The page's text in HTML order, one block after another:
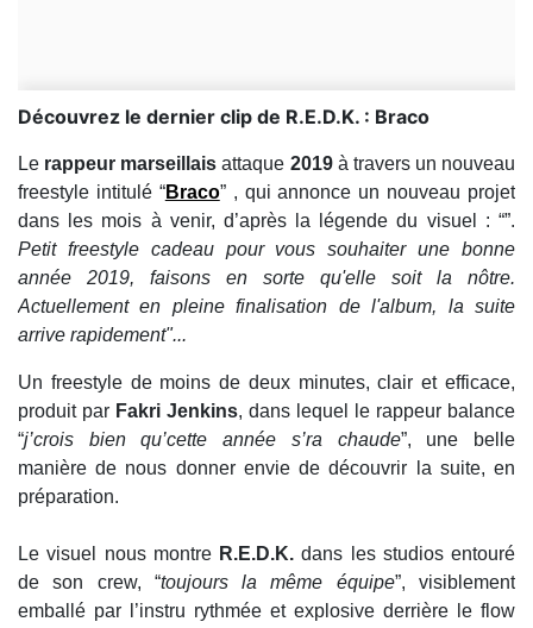
Découvrez le dernier clip de R.E.D.K. : Braco
Le rappeur marseillais attaque 2019 à travers un nouveau
freestyle intitulé “Braco” , qui annonce un nouveau projet
dans les mois à venir, d’après la légende du visuel : “”.
Petit freestyle cadeau pour vous souhaiter une bonne
année 2019, faisons en sorte qu'elle soit la nôtre.
Actuellement en pleine finalisation de l'album, la suite
arrive rapidement"...
Un freestyle de moins de deux minutes, clair et efficace,
produit par Fakri Jenkins, dans lequel le rappeur balance
“j’crois bien qu’cette année s’ra chaude”, une belle
manière de nous donner envie de découvrir la suite, en
préparation.
Le visuel nous montre R.E.D.K. dans les studios entouré
de son crew, “toujours la même équipe”, visiblement
emballé par l’instru rythmée et explosive derrière le flow